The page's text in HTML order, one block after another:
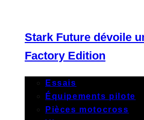
Stark Future dévoile
Factory Edition
Essais
Équipements pilote
Pièces motocross